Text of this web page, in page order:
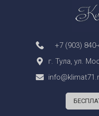
+7 (903)
г. Тула, ул.